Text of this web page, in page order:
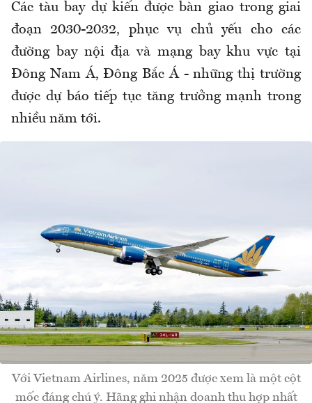
Các tàu bay dự kiến được bàn giao trong giai
đoạn 2030-2032, phục vụ chủ yếu cho các
đường bay nội địa và mạng bay khu vực tại
Đông Nam Á, Đông Bắc Á - những thị trường
được dự báo tiếp tục tăng trưởng mạnh trong
nhiều năm tới.
Với Vietnam Airlines, năm 2025 được xem là một cột
mốc đáng chú ý. Hãng ghi nhận doanh thu hợp nhất